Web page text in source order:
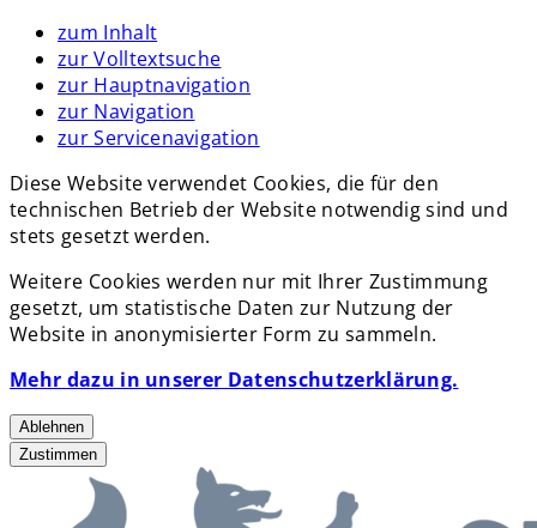
zum Inhalt
zur Volltextsuche
zur Hauptnavigation
zur Navigation
zur Servicenavigation
Diese Website verwendet Cookies, die für den
technischen Betrieb der Website notwendig sind und
stets gesetzt werden.
Weitere Cookies werden nur mit Ihrer Zustimmung
gesetzt, um statistische Daten zur Nutzung der
Website in anonymisierter Form zu sammeln.
Mehr dazu in unserer Datenschutzerklärung.
Ablehnen
Zustimmen